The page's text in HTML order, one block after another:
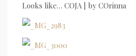
Looks like… COJA | by COrinna